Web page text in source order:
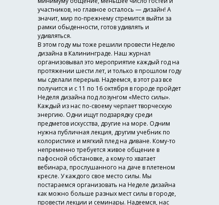
участников, но главное осталось — дизайн! А
значит, мир по-прежнему стремится выйти за
рамки обыденности, готов удивлять и
удивляться.
В этом году мы тоже решили провести Неделю
дизайна в Калининграде. Наш журнал
организовывал это мероприятие каждый год на
протяжении шести лет, и только в прошлом году
мы сделали перерыв. Надеемся, в этот раз все
получится и с 11 по 16 октября в городе пройдет
Неделя дизайна под лозунгом «Место силы».
Каждый из нас по-своему черпает творческую
энергию. Одни ищут подзарядку среди
предметов искусства, другие на море. Одним
нужна публичная лекция, другим учебник по
колористике и мягкий плед на диване. Кому-то
непременно требуется живое общение в
пафосной обстановке, а кому-то хватает
вебинара, прослушанного на даче в плетеном
кресле. У каждого свое место силы. Мы
постараемся организовать на Неделе дизайна
как можно больше разных мест силы в городе,
провести лекции и семинары. Надеемся, нас